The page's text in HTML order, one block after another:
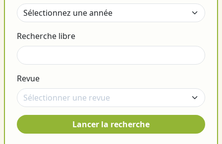
Recherche libre
Revue
Lancer la recherche